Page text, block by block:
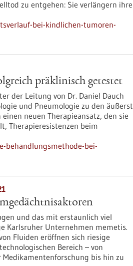
zu entgehen: Sie verlängern ihre
bei-kindlichen-tumoren-
präklinisch getestet
der Leitung von Dr. Daniel Dauch
und Pneumologie zu den äußerst
neuen Therapieansatz, den sie
Therapieresistenzen beim
bei-
und das mit erstaunlich viel
Karlsruher Unternehmen memetis.
Fluiden eröffnen sich riesige
Bereich – von
bis hin zu